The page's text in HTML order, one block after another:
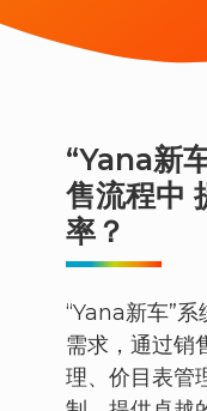
“Yana新
售流程中
率？
“Yana新车”
需求，通过销
理、价目表管